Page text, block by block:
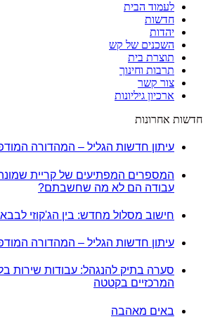
לעמוד הבית
חדשות
יהדות
השכנים של קש
תוצרת בית
תרבות וחינוך
צור קשר
ארכיון גיליונות
חדשות אחרונות
עיתון חדשות הגליל – המהדורה המודפסת
עבודה הם לא מה שחשבתם?
חישוב מסלול מחדש: בין הג'קוזי
עיתון חדשות הגליל – המהדורה המודפסת
סערה בתיק להנגהל: עבודות שירות
המרכזיים בקטטה
באים מאהבה